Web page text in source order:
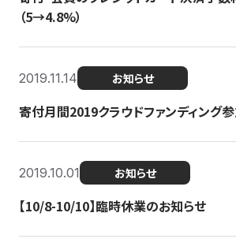
（5→4.8%）
2019.11.14 お知らせ
寄付月間2019クラウドファンディング
2019.10.01 お知らせ
【10/8-10/10】臨時休業のお知らせ